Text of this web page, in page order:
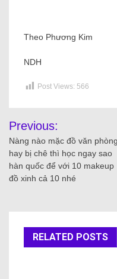
Theo Phương Kim
NDH
Post Views: 566
Previous:
Nàng nào mặc đồ văn phòng
hay bị chê thì học ngay sao
hàn quốc để với 10 makeup
đồ xinh cả 10 nhé
RELATED POSTS